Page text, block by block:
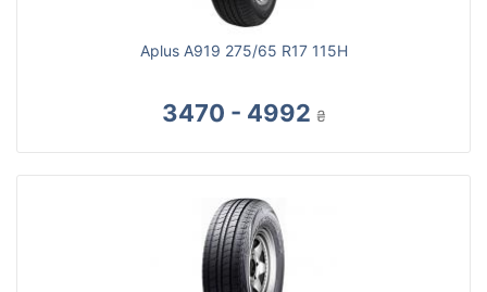
Aplus A919 275/65 R17 115H
3470 - 4992 ₴